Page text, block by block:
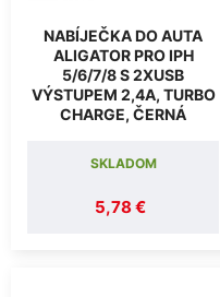
NABÍJEČKA DO AUTA
ALIGATOR PRO IPH
5/6/7/8 S 2XUSB
VÝSTUPEM 2,4A, TURBO
CHARGE, ČERNÁ
5,78 €
SKLADOM